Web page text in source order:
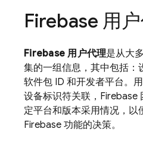
Firebase 用
Firebase 用户代理是从大
集的一组信息，其中包括：
软件包 ID 和开发者平台。
设备标识符关联，Firebase
定平台和版本采用情况，以
Firebase 功能的决策。